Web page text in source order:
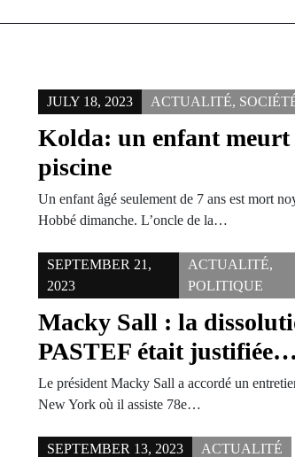
JULY 18, 2023 ACTUALITÉ,
Kolda: un enfant meurt
piscine
Un enfant âgé seulement de 7 ans est mort
Hobbé dimanche. L’oncle de la…
SEPTEMBER 21,
2023
ACTUALITÉ,
POLITIQUE
Macky Sall : la
PASTEF était justifiée…
Le président Macky Sall a accordé un
New York où il assiste 78e…
SEPTEMBER 13, 2023 ACTUALITÉ